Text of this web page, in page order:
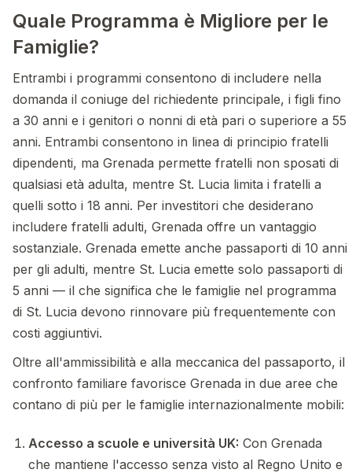
Quale Programma è Migliore per le
Famiglie?
Entrambi i programmi consentono di includere nella
domanda il coniuge del richiedente principale, i figli fino
a 30 anni e i genitori o nonni di età pari o superiore a 55
anni. Entrambi consentono in linea di principio fratelli
dipendenti, ma Grenada permette fratelli non sposati di
qualsiasi età adulta, mentre St. Lucia limita i fratelli a
quelli sotto i 18 anni. Per investitori che desiderano
includere fratelli adulti, Grenada offre un vantaggio
sostanziale. Grenada emette anche passaporti di 10 anni
per gli adulti, mentre St. Lucia emette solo passaporti di
5 anni — il che significa che le famiglie nel programma
di St. Lucia devono rinnovare più frequentemente con
costi aggiuntivi.
Oltre all'ammissibilità e alla meccanica del passaporto, il
confronto familiare favorisce Grenada in due aree che
contano di più per le famiglie internazionalmente mobili:
Accesso a scuole e università UK: Con Grenada
che mantiene l'accesso senza visto al Regno Unito e